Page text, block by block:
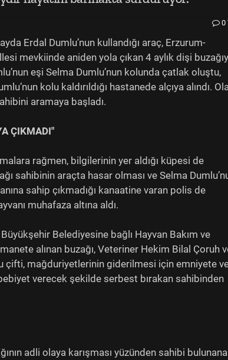
0
Erdal Dumlu’nun kullandığı araç, Erzurum-
mevkiinde aniden yola çıkan 4 aylık dişi
eşi Selma Dumlu’nun kolunda çatlak oluştu,
kolu kaldırıldığı hastanede alçıya alındı.
aramaya başladı.
ÇIKMADI"
rağmen, bilgilerinin yer aldığı küpesi de
sahibinin araçta hasar olması ve Selma
sahip çıkmadığı kanaatine varan polis de
muhafaza altına aldı.
Belediyesine bağlı Hayvan Bakım ve
alınan buzağı, Veteriner Hekim Bilal Çoruh
çifti, mağduriyetlerinin giderilmesi için emniyete
verecek şekilde serbest bırakan sahibinden
adli olaya karışması yüzünden sahibi